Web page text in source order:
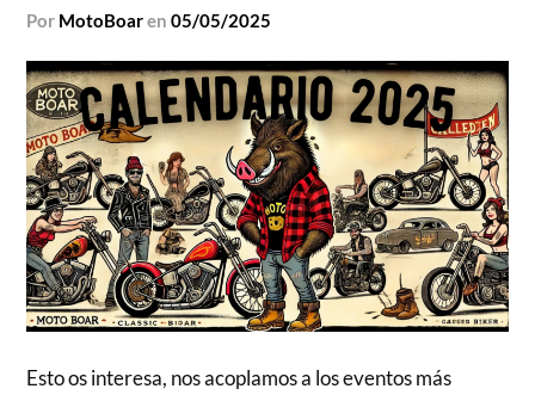
por MotoBoaren05/05/2025
Esto os interesa, nos acoplamos a los eventos más